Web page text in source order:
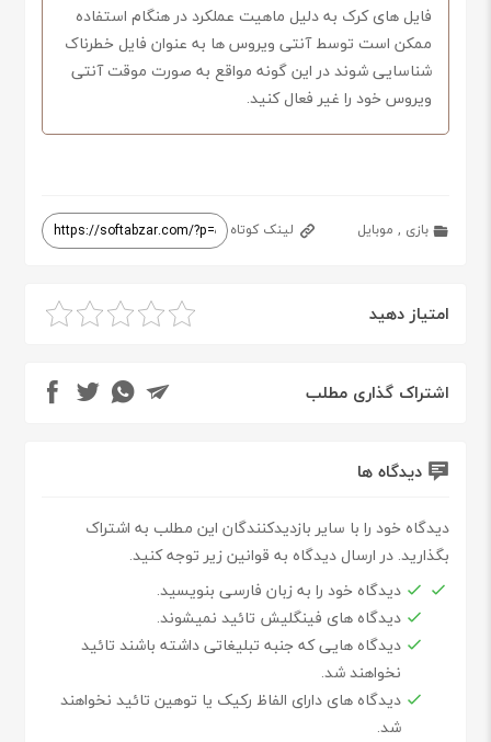
فایل های کرک به دلیل ماهیت عملکرد در هنگام استفاده
ممکن است توسط آنتی ویروس ها به عنوان فایل خطرناک
شناسایی شوند در این گونه مواقع به صورت موقت آنتی
ویروس خود را غیر فعال کنید.
بازی , موبایل لینک کوتاه
امتیاز دهید
اشتراک گذاری مطلب
دیدگاه ها
دیدگاه خود را با سایر بازدیدکنندگان این مطلب به اشتراک
بگذارید. در ارسال دیدگاه به قوانین زیر توجه کنید.
دیدگاه خود را به زبان فارسی بنویسید.
دیدگاه های فینگلیش تائید نمیشوند.
دیدگاه هایی که جنبه تبلیغاتی داشته باشند تائید
نخواهند شد.
دیدگاه های دارای الفاظ رکیک یا توهین تائید نخواهند
شد.